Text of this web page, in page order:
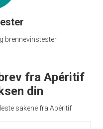
brennevinstester.
fra Apéritif
din
sakene fra Apéritif